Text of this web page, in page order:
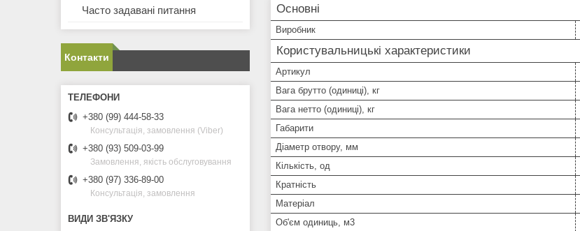
Основні
Виробник
Користувальницькі характеристики
Артикул
Вага брутто (одиниці), кг
Вага нетто (одиниці), кг
Габарити
Діаметр отвору, мм
Кількість, од
Кратність
Матеріал
Об'єм одиниць, м3
Часто задавані питання
Контакти
+380 (99) 444-58-33
Консультація, замовлення (Viber)
+380 (93) 509-03-99
Замовлення, якість обслуговування
+380 (97) 336-89-00
Консультація, замовлення